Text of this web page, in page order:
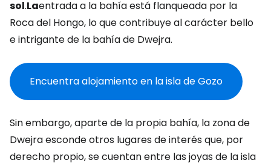
sol.Laentrada a la bahía está flanqueada por la
Roca del Hongo, lo que contribuye al carácter bello
e intrigante de la bahía de Dwejra.
Encuentra alojamiento en la isla de Gozo
Sin embargo, aparte de la propia bahía, la zona de
Dwejra esconde otros lugares de interés que, por
derecho propio, se cuentan entre las joyas de la isla